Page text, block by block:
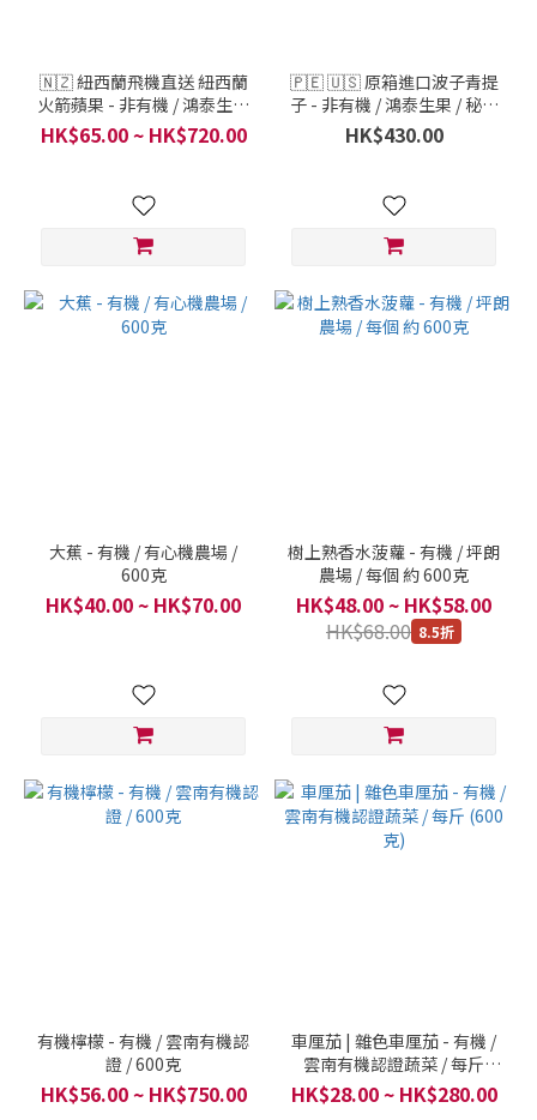
🇳🇿 紐西蘭飛機直送 紐西蘭
火箭蘋果 - 非有機 / 鴻泰生果
/ 紐西蘭 / 每 1 份 500克
HK$65.00 ~ HK$720.00
🇵🇪 🇺🇸 原箱進口波子青提
子 - 非有機 / 鴻泰生果 / 秘魯
或美國 / 每 1 箱 4.5千克
HK$430.00
大蕉 - 有機 / 有心機農場 /
600克
HK$40.00 ~ HK$70.00
樹上熟香水菠蘿 - 有機 / 坪朗
農場 / 每個 約 600克
HK$48.00 ~ HK$58.00
HK$68.00 8.5折
有機檸檬 - 有機 / 雲南有機認
證 / 600克
HK$56.00 ~ HK$750.00
車厘茄 | 雜色車厘茄 - 有機 /
雲南有機認證蔬菜 / 每斤
(600克)
HK$28.00 ~ HK$280.00